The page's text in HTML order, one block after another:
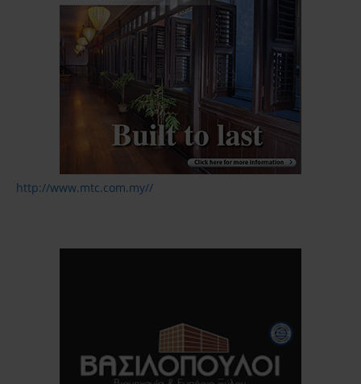
http://www.mtc.com.my//